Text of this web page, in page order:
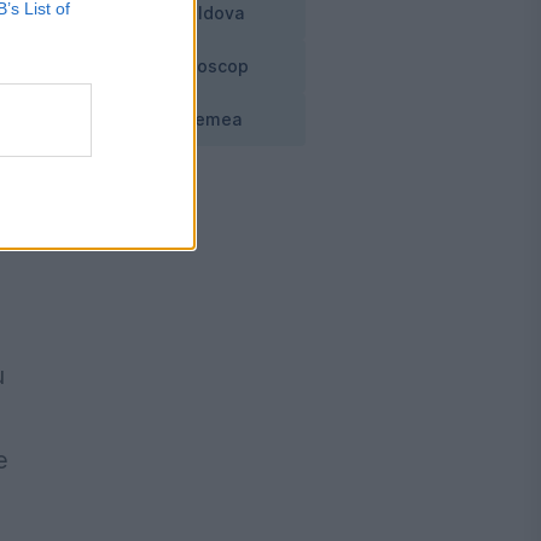
List of
Moldova
Horoscop
Vremea